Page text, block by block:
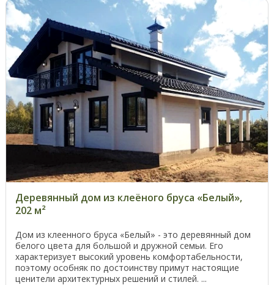
Деревянный дом из клеёного бруса «Белый»,
202 м²
Дом из клеенного бруса «Белый» - это деревянный дом
белого цвета для большой и дружной семьи. Его
характеризует высокий уровень комфортабельности,
поэтому особняк по достоинству примут настоящие
ценители архитектурных решений и стилей. ...